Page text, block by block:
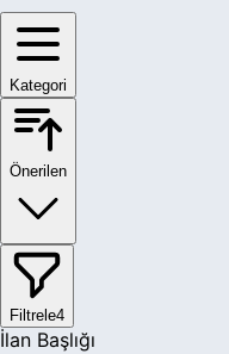
Kategori
Önerilen
Filtrele4
İlan Başlığı